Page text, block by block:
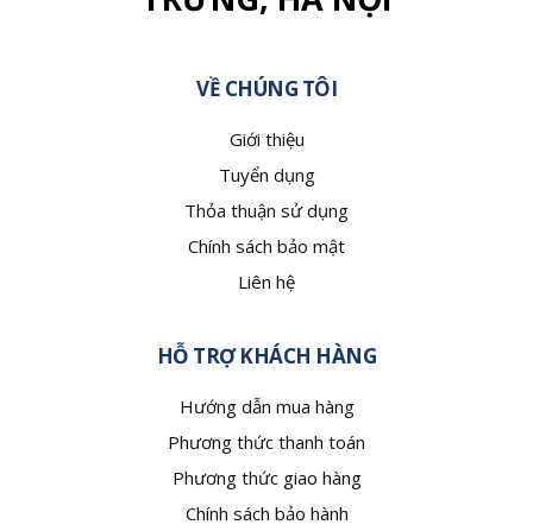
VỀ CHÚNG TÔI
Giới thiệu
Tuyển dụng
Thỏa thuận sử dụng
Chính sách bảo mật
Liên hệ
HỖ TRỢ KHÁCH HÀNG
Hướng dẫn mua hàng
Phương thức thanh toán
Phương thức giao hàng
Chính sách bảo hành